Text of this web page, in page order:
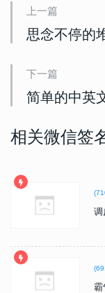
上一篇
思念不停的
下一篇
简单的中英
相关微信签
调
霸